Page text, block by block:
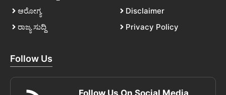
ಆರೋಗ್ಯ
ರಾಜ್ಯ ಸುದ್ದಿ
Disclaimer
Privacy Policy
Follow Us
Follow Us On Social Media